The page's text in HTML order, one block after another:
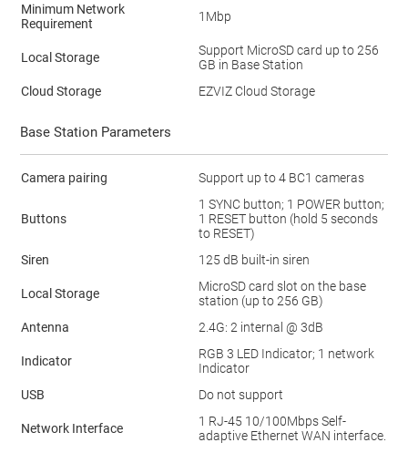
Minimum Network
Requirement
1Mbp
Local Storage
Support MicroSD card up to 256
GB in Base Station
Cloud Storage
EZVIZ Cloud Storage
Base Station Parameters
Camera pairing Support up to 4 BC1 cameras
Buttons
1 SYNC button; 1 POWER button;
1 RESET button (hold 5 seconds
to RESET)
Siren
125 dB built-in siren
Local Storage
MicroSD card slot on the base
station (up to 256 GB)
Antenna
2.4G: 2 internal @ 3dB
Indicator
RGB 3 LED Indicator; 1 network
Indicator
USB
Do not support
Network Interface
1 RJ-45 10/100Mbps Self-
adaptive Ethernet WAN interface.